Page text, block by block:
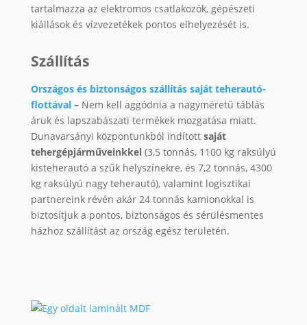
tartalmazza az elektromos csatlakozók, gépészeti
kiállások és vízvezetékek pontos elhelyezését is.
Szállítás
Országos és biztonságos szállítás saját teherautó-
flottával– Nem kell aggódnia a nagyméretű táblás
áruk és lapszabászati termékek mozgatása miatt.
Dunavarsányi központunkból indított saját
tehergépjárműveinkkel (3,5 tonnás, 1100 kg raksúlyú
kisteherautó a szűk helyszínekre, és 7,2 tonnás, 4300
kg raksúlyú nagy teherautó), valamint logisztikai
partnereink révén akár 24 tonnás kamionokkal is
biztosítjuk a pontos, biztonságos és sérülésmentes
házhoz szállítást az ország egész területén.